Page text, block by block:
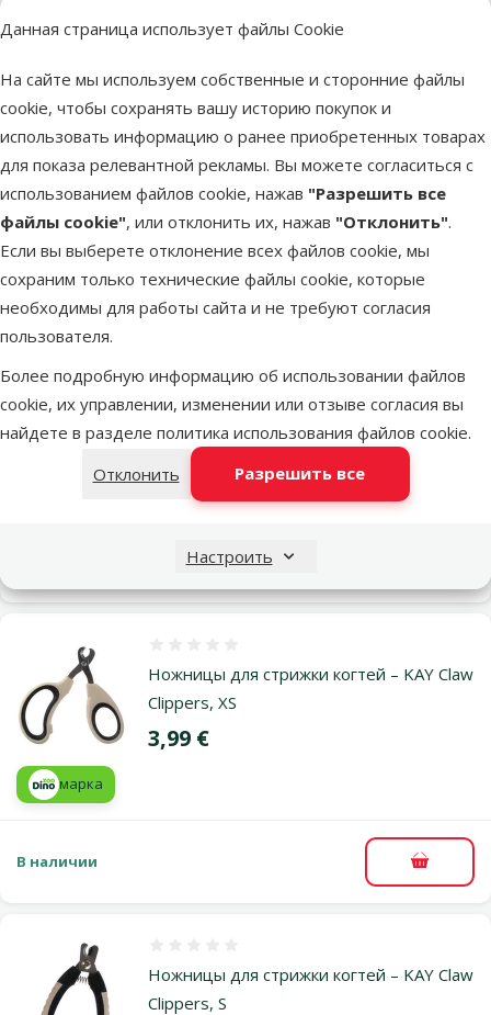
Данная страница использует файлы Cookie
На сайте мы используем собственные и сторонние файлы
cookie, чтобы сохранять вашу историю покупок и
использовать информацию о ранее приобретенных товарах
для показа релевантной рекламы. Вы можете согласиться с
использованием файлов cookie, нажав "Разрешить все
файлы cookie", или отклонить их, нажав "Отклонить".
Если вы выберете отклонение всех файлов cookie, мы
сохраним только технические файлы cookie, которые
необходимы для работы сайта и не требуют согласия
пользователя.
Более подробную информацию об использовании файлов
cookie, их управлении, изменении или отзыве согласия вы
найдете в разделе политика использования файлов cookie.
Отклонить
Разрешить все
Настроить
обеспечивая комфорт, безопасность и благополучие
питомцев.
Компания с немецкими корнями стала настоящим
лидером отрасли, экспортируя продукцию более чем в
80 стран по всему миру.
TRIXIE предлагает современные и практичные решения
как для животных, так и для их хозяев – это высокое
качество и товары, адаптированные под самые разные
потребности.
TRIXIE ориентирован на продуманные продукты и
оправданную стоимость, поэтому бренд предлагает
оптимальное соотношение цены и качества.
Ассортимент постоянно расширяется, чтобы
соответствовать потребностям как питомцев, так и их
владельцев.
Каждый продукт разрабатывается с учётом здоровья,
комфорта и активности питомца, а также облегчает
повседневную заботу для владельца. Именно поэтому
товары TRIXIE стали надёжным выбором для любящих
хозяев по всему миру, стремящихся обеспечить своим
питомцам наилучший уход и высокое качество жизни!
Предыдущая страница
Следующая страница
Ножницы для стрижки когтей – TRIXIE
Claw Clippers, 14 см
Оценка 0%
Цена
7,99 €
Ножницы для стрижки когтей – KAY Claw
Clippers, XS
Цена
3,99 €
марка
В наличии В
Ножницы для стрижки когтей – KAY Claw
Clippers, S